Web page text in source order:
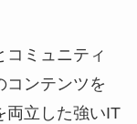
コミュニティ
コンテンツを
両立した強いIT